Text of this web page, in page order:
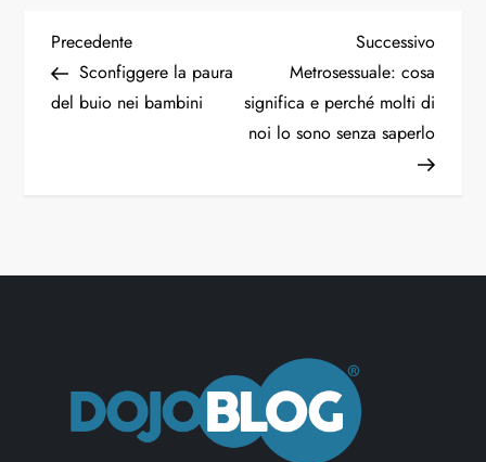
Precedente
Sconfiggere la paura
del buio nei bambini
Successivo
Metrosessuale: cosa
significa e perché molti di
noi lo sono senza saperlo